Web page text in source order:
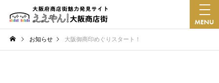
MENU
お知らせ 大阪御商印めぐりスタート！